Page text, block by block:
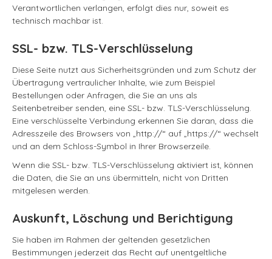
Verantwortlichen verlangen, erfolgt dies nur, soweit es
technisch machbar ist.
SSL- bzw. TLS-Verschlüsselung
Diese Seite nutzt aus Sicherheitsgründen und zum Schutz der
Übertragung vertraulicher Inhalte, wie zum Beispiel
Bestellungen oder Anfragen, die Sie an uns als
Seitenbetreiber senden, eine SSL- bzw. TLS-Verschlüsselung.
Eine verschlüsselte Verbindung erkennen Sie daran, dass die
Adresszeile des Browsers von „http://“ auf „https://“ wechselt
und an dem Schloss-Symbol in Ihrer Browserzeile.
Wenn die SSL- bzw. TLS-Verschlüsselung aktiviert ist, können
die Daten, die Sie an uns übermitteln, nicht von Dritten
mitgelesen werden.
Auskunft, Löschung und Berichtigung
Sie haben im Rahmen der geltenden gesetzlichen
Bestimmungen jederzeit das Recht auf unentgeltliche